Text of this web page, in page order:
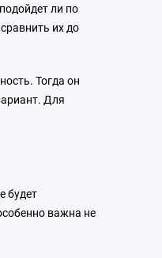
ли по
их до
Тогда он
Для
будет
важна не